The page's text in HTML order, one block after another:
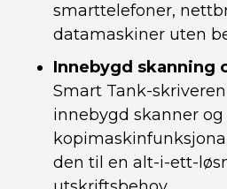
smarttelefoner,
datamaskiner uten
Innebygd skanning
Smart Tank-
innebygd skanner og
den til en alt-i-ett-